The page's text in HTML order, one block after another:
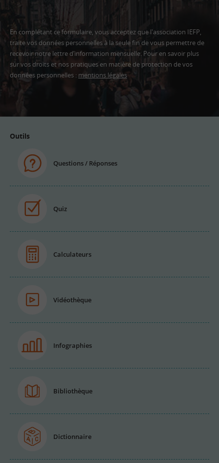
En complétant ce formulaire, vous acceptez que l'association IEFP,
traite vos données personnelles à la seule fin de vous permettre de
recevoir notre lettre d’information mensuelle. Pour en savoir plus
sur vos droits et nos pratiques en matière de protection de vos
données personnelles : mentions légales
Outils
Questions / Réponses
Quiz
Calculateurs
Vidéothèque
Infographies
Bibliothèque
Dictionnaire